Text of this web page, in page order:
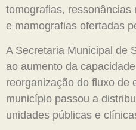
tomografias,
e mamografias ofertadas
A Secretaria Municipal de
ao aumento da
reorganização do fluxo de
município passou a
unidades públicas e